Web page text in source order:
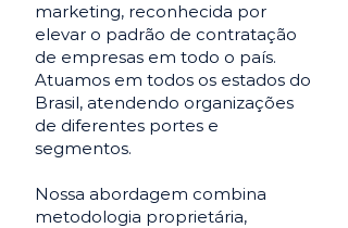
marketing, reconhecida por
elevar o padrão de contratação
de empresas em todo o país.
Atuamos em todos os estados do
Brasil, atendendo organizações
de diferentes portes e
segmentos.
Nossa abordagem combina
metodologia proprietária,